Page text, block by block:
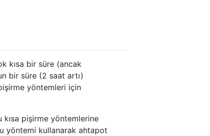
kısa bir süre (ancak
bir süre (2 saat artı)
yöntemleri için
pişirme yöntemlerine
yöntemi kullanarak ahtapot